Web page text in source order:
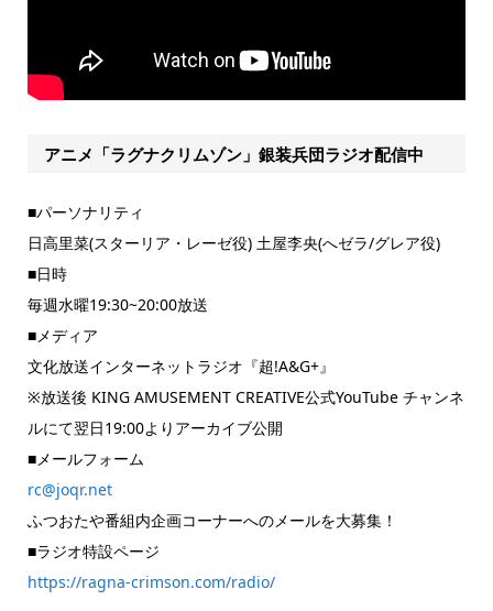
アニメ「ラグナクリムゾン」銀装兵団ラジオ配信中
■パーソナリティ
日高里菜(スターリア・レーゼ役) 土屋李央(へゼラ/グレア役)
■日時
毎週水曜19:30~20:00放送
■メディア
文化放送インターネットラジオ『超!A&G+』
※放送後 KING AMUSEMENT CREATIVE公式YouTube チャンネ
ルにて翌日19:00よりアーカイブ公開
■メールフォーム
rc@joqr.net
ふつおたや番組内企画コーナーへのメールを大募集！
■ラジオ特設ページ
https://ragna-crimson.com/radio/